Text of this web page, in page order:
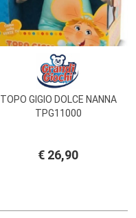
TOPO GIGIO DOLCE NANNA
TPG11000
€ 26,90